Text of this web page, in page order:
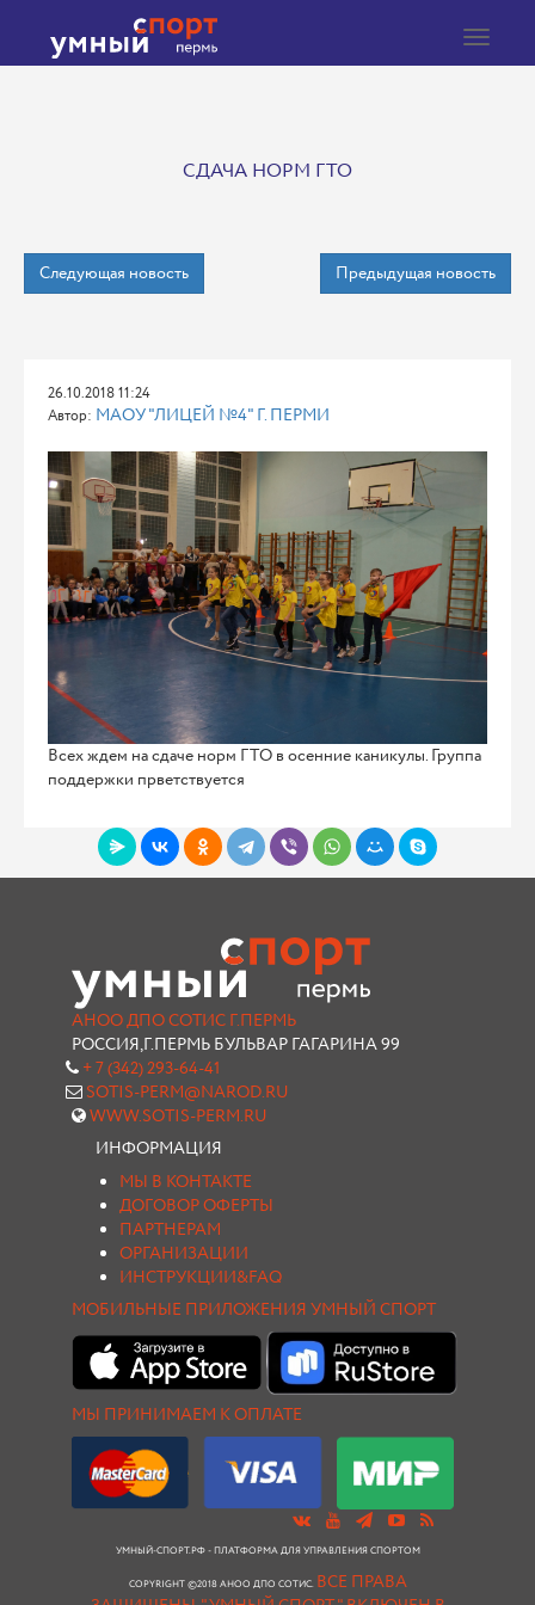
Toggle
СДАЧА НОРМ ГТО
Следующая новость Предыдущая новость
26.10.2018 11:24
Автор: МАОУ "ЛИЦЕЙ №4" Г. ПЕРМИ
Всех ждем на сдаче норм ГТО в осенние каникулы. Группа
поддержки прветствуется
АНОО ДПО СОТИС Г.ПЕРМЬ
РОССИЯ,Г.ПЕРМЬ БУЛЬВАР ГАГАРИНА 99
+ 7 (342) 293-64-41
SOTIS-PERM@NAROD.RU
WWW.SOTIS-PERM.RU
ИНФОРМАЦИЯ
МЫ В КОНТАКТЕ
ДОГОВОР ОФЕРТЫ
ПАРТНЕРАМ
ОРГАНИЗАЦИИ
ИНСТРУКЦИИ&FAQ
МОБИЛЬНЫЕ ПРИЛОЖЕНИЯ УМНЫЙ СПОРТ
МЫ ПРИНИМАЕМ К ОПЛАТЕ
УМНЫЙ-СПОРТ.РФ - ПЛАТФОРМА ДЛЯ УПРАВЛЕНИЯ СПОРТОМ
COPYRIGHT ©2018 АНОО ДПО СОТИС. ВСЕ ПРАВА